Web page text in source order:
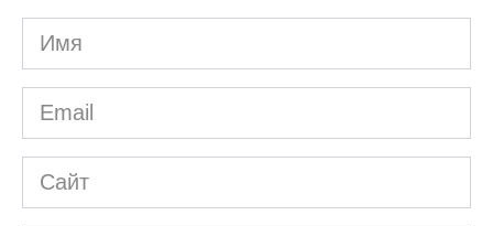
Имя
*
Email
*
Сайт